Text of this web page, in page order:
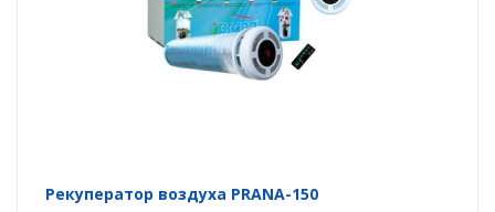
Рекуператор воздуха PRANA-150